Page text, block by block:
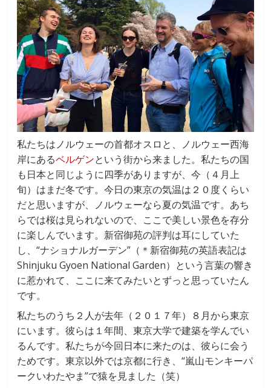
私たちはノルウェーの首都オスロと、ノルウェー西海
岸にあるベルゲンという街から来ました。私たちの国
も日本と同じように四季がありますが、今（４月上
旬）はまだ冬です。今日の東京の気温は２０度くらい
だと思いますが、ノルウェーなら夏の気温です。あち
らでは桜は見られないので、ここで美しい景色を存分
に楽しんでいます。新宿御苑の評判は耳にしていた
し、“ナショナルガーデン”（＊新宿御苑の英語表記は
Shinjuku Gyoen National Garden）という言葉の響き
に惹かれて、ここに来てみたいとずっと思っていたん
です。
私たちのうち２人が去年（２０１７年）８月から東京
にいます。彼らは１年間、東京大学で建築を学んでい
るんです。私たちが今回日本に来たのは、彼らに会う
ためです。東京以外では京都に行き、“嵐山モンキーパ
ークいわたやま”で猿を見ました（笑）